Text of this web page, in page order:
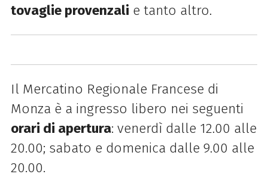
tovaglie provenzali e tanto altro.
Il Mercatino Regionale Francese di
Monza è a ingresso libero nei seguenti
orari di apertura: venerdì dalle 12.00 alle
20.00; sabato e domenica dalle 9.00 alle
20.00.